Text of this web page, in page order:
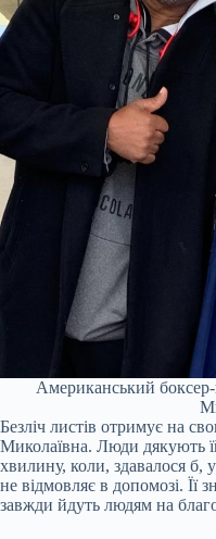
Американський
Безліч листів отримує на
Миколаївна. Люди дякують
хвилину, коли, здавалося б,
не відмовляє в допомозі. Її
завжди йдуть людям на